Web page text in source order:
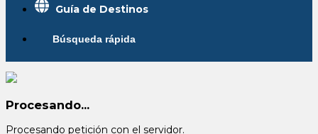
Guía de Destinos
Búsqueda rápida
Procesando...
Procesando petición con el servidor.